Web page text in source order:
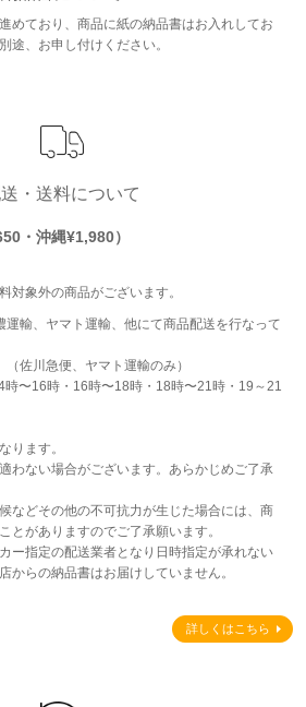
めており、商品に紙の納品書はお入れしてお
途、お申し付けください。
・送料について
・沖縄¥1,980）
象外の商品がございます。
輸、ヤマト運輸、他にて商品配送を行なって
佐川急便、ヤマト運輸のみ）
時〜16時・16時〜18時・18時〜21時・19～21
ります。
わない場合がございます。あらかじめご了承
などその他の不可抗力が生じた場合には、商
とがありますのでご了承願います。
ー指定の配送業者となり日時指定が承れない
からの納品書はお届けしていません。
詳しくはこちら